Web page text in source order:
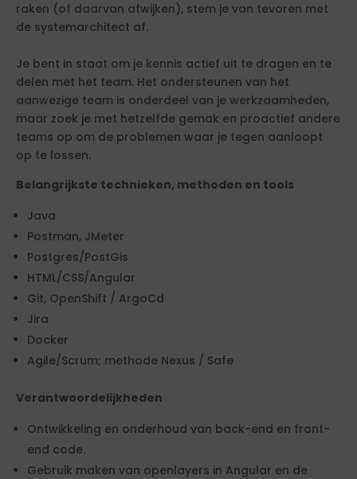
raken (of daarvan afwijken), stem je van tevoren met
de systemarchitect af.
Je bent in staat om je kennis actief uit te dragen en te
delen met het team. Het ondersteunen van het
aanwezige team is onderdeel van je werkzaamheden,
maar zoek je met hetzelfde gemak en proactief andere
teams op om de problemen waar je tegen aanloopt
op te lossen.
Belangrijkste technieken, methoden en tools
Java
Postman, JMeter
Postgres/PostGis
HTML/CSS/Angular
Git, OpenShift / ArgoCd
Jira
Docker
Agile/Scrum; methode Nexus / Safe
Verantwoordelijkheden
Ontwikkeling en onderhoud van back-end en front-
end code.
Gebruik maken van openlayers in Angular en de